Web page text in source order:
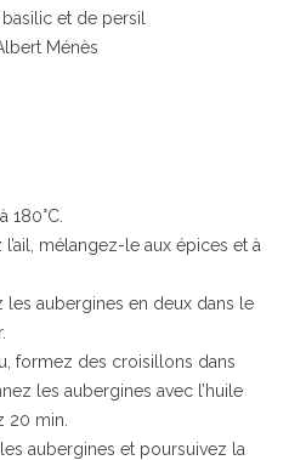
et de persil
Ménès
180°C.
mélangez-le aux épices et à
aubergines en deux dans le
formez des croisillons dans
les aubergines avec l’huile
20 min.
aubergines et poursuivez la